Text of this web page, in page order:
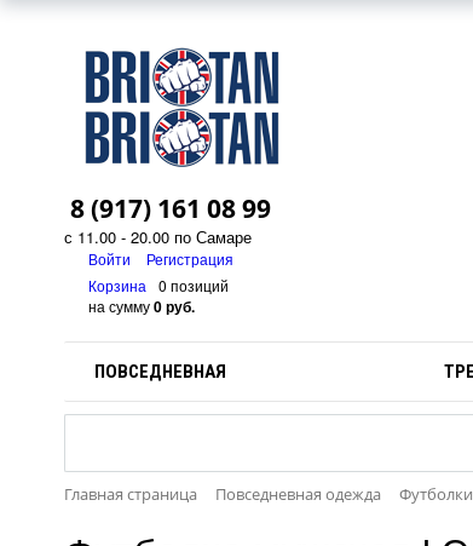
8 (917) 161 08 99
с 11.00 - 20.00 по Самаре
Войти
Регистрация
Корзина
0 позиций
на сумму0 руб.
ПОВСЕДНЕВНАЯ
Главная страница Повседневная одежда Футболки